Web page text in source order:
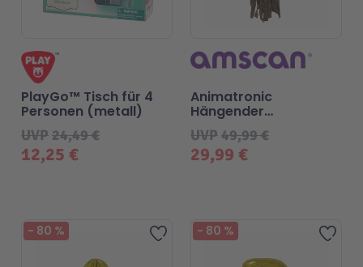
12,25 €
UVP24,49 €
PlayGo™ Tisch für 4
Personen (metall)
29,99 €
UVP49,99 €
Animatronic
Hängender
Sensenmann
Zur Wunschliste hinzufügen
- 80 % Zur
- 80 %